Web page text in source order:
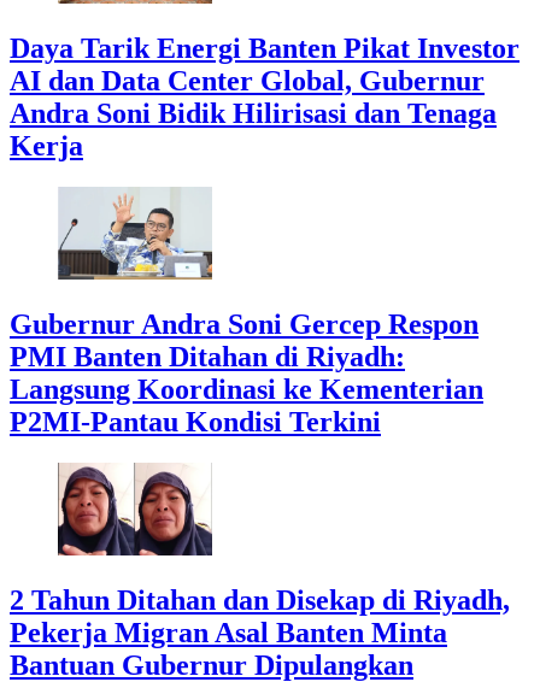
Daya Tarik Energi Banten Pikat Investor
AI dan Data Center Global, Gubernur
Andra Soni Bidik Hilirisasi dan Tenaga
Kerja
Gubernur Andra Soni Gercep Respon
PMI Banten Ditahan di Riyadh:
Langsung Koordinasi ke Kementerian
P2MI-Pantau Kondisi Terkini
2 Tahun Ditahan dan Disekap di Riyadh,
Pekerja Migran Asal Banten Minta
Bantuan Gubernur Dipulangkan